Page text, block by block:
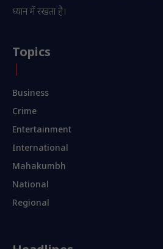
ध्यान में रखता है।
Topics
Business
Crime
Entertainment
International
Mahakumbh
National
Regional